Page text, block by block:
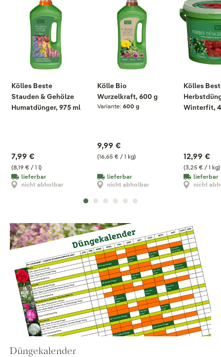
Kölles Beste
Stauden & Gehölze
Humatdünger, 975 ml
(8,19 € / 1 l)
7,99 €
lieferbar
nicht abholbar
Kölle Bio
Wurzelkraft, 600 g
Variante:600 g
(16,65 € / 1 kg)
9,99 €
lieferbar
nicht abholbar
Kölles
Winterfit,
(3,25 € / 1 kg)
12,99 €
lieferbar
nicht
Düngekalender